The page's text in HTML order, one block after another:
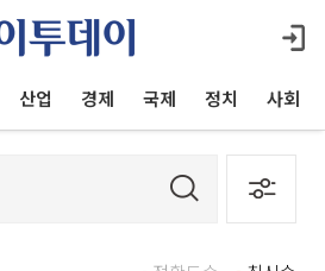
산업 경제 국제 정치 사회